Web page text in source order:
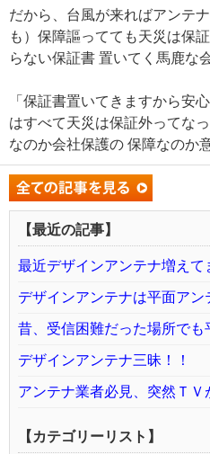
だから、台風が来ればアンテ
も）保障謳ってても天災は保
らない保証書 置いてく馬鹿な
「保証書置いてきますから安
はすべて天災は保証外ってな
なのか会社保護の 保障なのか
【最近の記事】
最近デザインアンテナ増えて
デザインアンテナは平面アン
昔、受信困難だった場所でも
デザインアンテナ三昧！！
アンテナ業者必見、突然Ｔ
【カテゴリーリスト】